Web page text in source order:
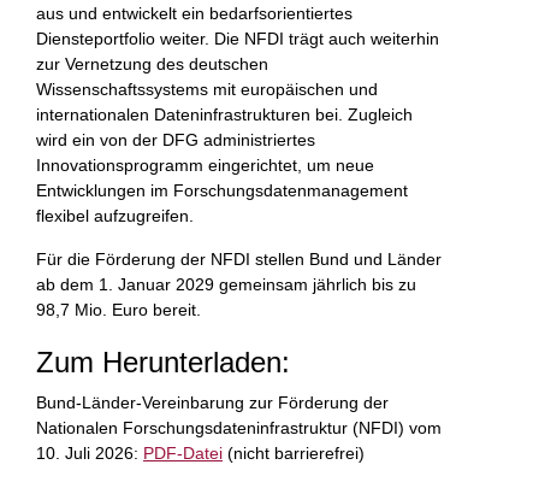
aus und entwickelt ein bedarfsorientiertes
Diensteportfolio weiter. Die NFDI trägt auch weiterhin
zur Vernetzung des deutschen
Wissenschaftssystems mit europäischen und
internationalen Dateninfrastrukturen bei. Zugleich
wird ein von der DFG administriertes
Innovationsprogramm eingerichtet, um neue
Entwicklungen im Forschungsdatenmanagement
flexibel aufzugreifen.
Für die Förderung der NFDI stellen Bund und Länder
ab dem 1. Januar 2029 gemeinsam jährlich bis zu
98,7 Mio. Euro bereit.
Zum Herunterladen:
Bund-Länder-Vereinbarung zur Förderung der
Nationalen Forschungsdateninfrastruktur (NFDI) vom
10. Juli 2026: PDF-Datei (nicht barrierefrei)